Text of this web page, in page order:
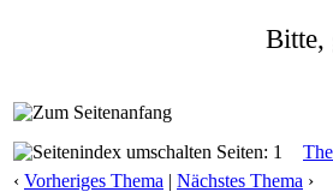
Bitte,
Seiten: 1
‹ Vorheriges Thema | Nächstes Thema ›